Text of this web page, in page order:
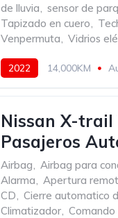
de lluvia, sensor de
Tapizado en cuero,
Venpermuta, Vidrios
2022 14,000KM
Nissan X-trail
Pasajeros
Airbag, Airbag para
Alarma, Apertura
CD, Cierre automatico
Climatizador,